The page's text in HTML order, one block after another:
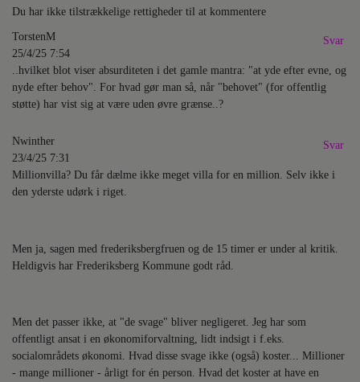
Du har ikke tilstrækkelige rettigheder til at kommentere
TorstenM
25/4/25 7:54
..hvilket blot viser absurditeten i det gamle mantra: "at yde efter evne, og
nyde efter behov". For hvad gør man så, når "behovet" (for offentlig
støtte) har vist sig at være uden øvre grænse..?
Svar
Nwinther
23/4/25 7:31
Millionvilla? Du får dælme ikke meget villa for en million. Selv ikke i
den yderste udørk i riget.
Men ja, sagen med frederiksbergfruen og de 15 timer er under al kritik.
Heldigvis har Frederiksberg Kommune godt råd.
Men det passer ikke, at "de svage" bliver negligeret. Jeg har som
offentligt ansat i en økonomiforvaltning, lidt indsigt i f.eks.
socialområdets økonomi. Hvad disse svage ikke (også) koster... Millioner
- mange millioner - årligt for én person. Hvad det koster at have en
Svar